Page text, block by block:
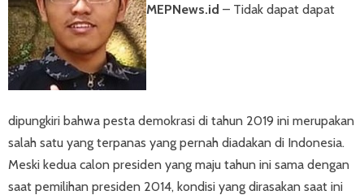
MEPNews.id – Tidak dapat dapat
dipungkiri bahwa pesta demokrasi di tahun 2019 ini merupakan
salah satu yang terpanas yang pernah diadakan di Indonesia.
Meski kedua calon presiden yang maju tahun ini sama dengan
saat pemilihan presiden 2014, kondisi yang dirasakan saat ini